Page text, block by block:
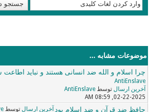
موضوعات مشابه ...
چرا اسلام و الله ضد انسانی هستند و نباید اطاعت
AntiEnslave
آخرین ارسال توسطAntiEnslave
02-22-2025, 08:59 AM
حافظ ضد قرآن و ضد اسلام بود آخرین ارسال توسط